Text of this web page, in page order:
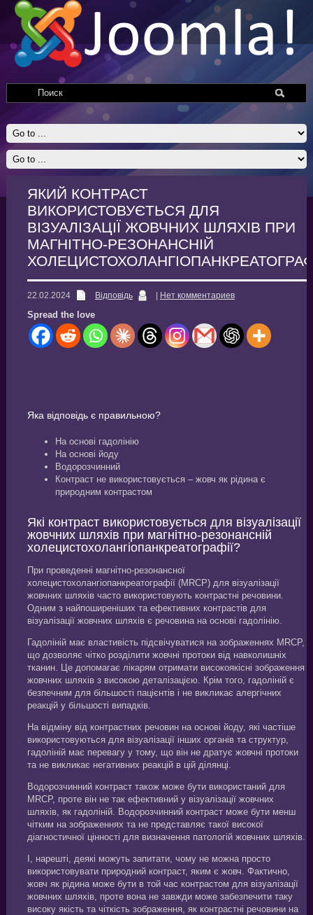
ЯКИЙ КОНТРАСТ
ВИКОРИСТОВУЄТЬСЯ ДЛЯ
ВІЗУАЛІЗАЦІЇ ЖОВЧНИХ ШЛЯХІВ ПРИ
МАГНІТНО-РЕЗОНАНСНІЙ
22.02.2024 Відповідь Нет комментариев
Spread the love
Яка відповідь є правильною?
На основі гадолінію
На основі йоду
Водорозчинний
Контраст не використовується – жовч як рідина є
природним контрастом
Які контраст використовується для візуалізації
жовчних шляхів при магнітно-резонансній
холецистохолангіопанкреатографії?
При проведенні магнітно-резонансної
холецистохолангіопанкреатографії (MRCP) для візуалізації
жовчних шляхів часто використовують контрастні речовини.
Одним з найпоширеніших та ефективних контрастів для
візуалізації жовчних шляхів є речовина на основі гадолінію.
Гадоліній має властивість підсвічуватися на зображеннях MRCP,
що дозволяє чітко розділити жовчні протоки від навколишніх
тканин. Це допомагає лікарям отримати високоякісні зображення
жовчних шляхів з високою деталізацією. Крім того, гадоліній є
безпечним для більшості пацієнтів і не викликає алергічних
реакцій у більшості випадків.
На відміну від контрастних речовин на основі йоду, які частіше
використовуються для візуалізації інших органів та структур,
гадоліній має перевагу у тому, що він не дратує жовчні протоки
та не викликає негативних реакцій в цій ділянці.
Водорозчинний контраст також може бути використаний для
MRCP, проте він не так ефективний у візуалізації жовчних
шляхів, як гадоліній. Водорозчинний контраст може бути менш
чітким на зображеннях та не представляє такої високої
діагностичної цінності для визначення патологій жовчних шляхів.
І, нарешті, деякі можуть запитати, чому не можна просто
використовувати природний контраст, яким є жовч. Фактично,
жовч як рідина може бути в той час контрастом для візуалізації
жовчних шляхів, проте вона не завжди може забезпечити таку
високу якість та чіткість зображення, як контрастні речовини на